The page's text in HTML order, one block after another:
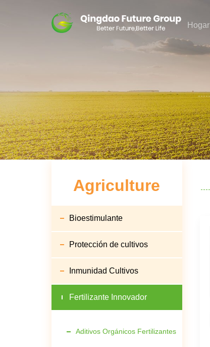
Hogar
Agriculture
Bioestimulante
Protección de cultivos
Inmunidad Cultivos
Fertilizante Innovador
Aditivos Orgánicos Fertilizantes